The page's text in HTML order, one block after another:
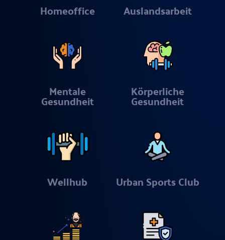
Homeoffice Auslandsarbeit
Mentale
Gesundheit
Körperliche
Gesundheit
Wellhub Urban Sports Club